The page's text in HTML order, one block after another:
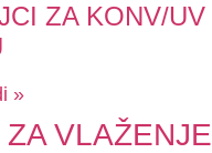
ZA KONV/UV
»
VLAŽENJE